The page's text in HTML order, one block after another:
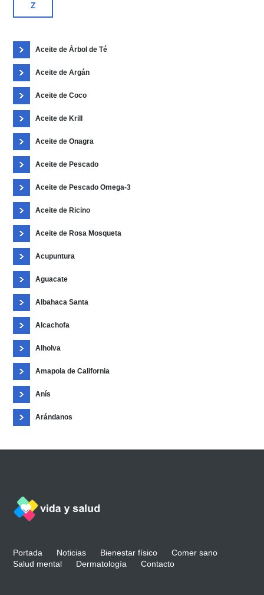
Z
Aceite de Árbol de Té
Aceite de Argán
Aceite de Coco
Aceite de Krill
Aceite de Onagra
Aceite de Pescado
Aceite de Pescado Omega-3
Aceite de Ricino
Aceite de Rosa Mosqueta
Acupuntura
Aguacate
Albahaca Santa
Alcachofa
Alholva
Amapola de California
Anís
Arándanos
Portada Noticias Bienestar físico
Comer sano
Salud mental
Dermatología Contacto